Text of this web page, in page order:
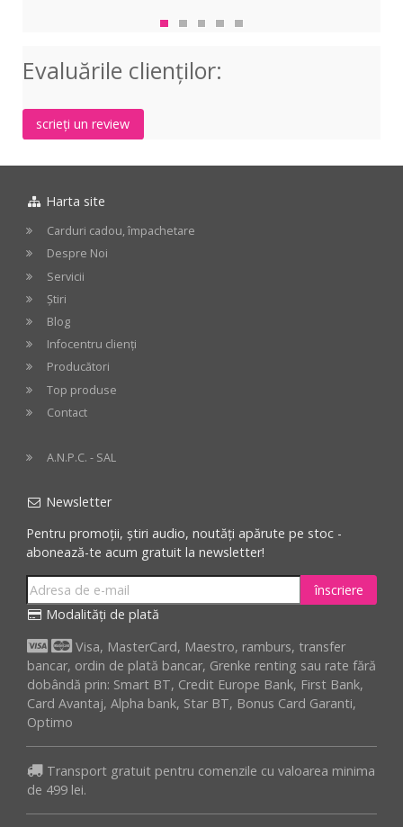
4/4
Evaluările clienţilor:
scrieți un review
Harta site
Carduri cadou, împachetare
Despre Noi
Servicii
Știri
Blog
Infocentru clienți
Producători
Top produse
Contact
A.N.P.C. - SAL
Newsletter
Pentru promoții, știri audio, noutăți apărute pe stoc -
abonează-te acum gratuit la newsletter!
înscriere
Modalități de plată
Visa, MasterCard, Maestro, ramburs, transfer
bancar, ordin de plată bancar, Grenke renting sau rate fără
dobândă prin: Smart BT, Credit Europe Bank, First Bank,
Card Avantaj, Alpha bank, Star BT, Bonus Card Garanti,
Optimo
Transport gratuit pentru comenzile cu valoarea minima
de 499 lei.